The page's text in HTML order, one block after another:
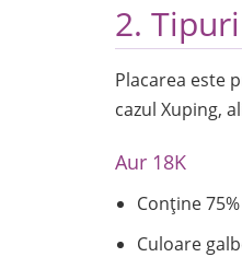
2.
Placarea este
cazul Xuping,
Aur 18K
Conține
Culoare